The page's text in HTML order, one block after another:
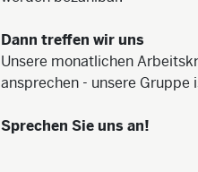
Dann treffen wir uns
Unsere monatlichen
ansprechen - unsere
Sprechen Sie uns an!